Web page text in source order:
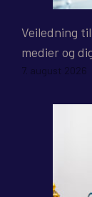
Veiledning
medier og
7. august 2026